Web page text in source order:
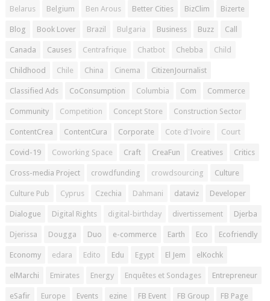
Belarus Belgium Ben Arous Better Cities BizClim Bizerte
Blog Book Lover Brazil Bulgaria Business Buzz Call
Canada Causes Centrafrique Chatbot Chebba Child
Childhood Chile China Cinema CitizenJournalist
Classified Ads CoConsumption Columbia Com Commerce
Community Competition Concept Store Construction Sector
ContentCrea ContentCura Corporate Cote d'Ivoire Court
Covid-19 Coworking Space Craft CreaFun Creatives Critics
Cross-media Project crowdfunding crowdsourcing Culture
Culture Pub Cyprus Czechia Dahmani dataviz Developer
Dialogue Digital Rights digital-birthday divertissement Djerba
Djerissa Dougga Duo e-commerce Earth Eco Ecofriendly
Economy edara Edito Edu Egypt El Jem elKochk
elMarchi Emirates Energy Enquêtes et Sondages Entrepreneur
eSafir Europe Events ezine FB Event FB Group FB Page